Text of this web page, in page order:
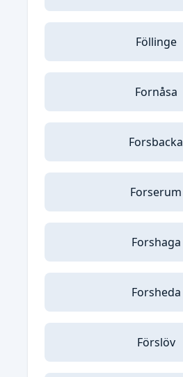
Föllinge
Fornåsa
Forsbacka
Forserum
Forshaga
Forsheda
Förslöv